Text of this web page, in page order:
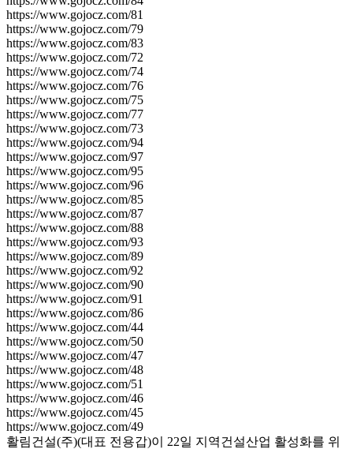
https://www.gojocz.com/81
https://www.gojocz.com/79
https://www.gojocz.com/83
https://www.gojocz.com/72
https://www.gojocz.com/74
https://www.gojocz.com/76
https://www.gojocz.com/75
https://www.gojocz.com/77
https://www.gojocz.com/73
https://www.gojocz.com/94
https://www.gojocz.com/97
https://www.gojocz.com/95
https://www.gojocz.com/96
https://www.gojocz.com/85
https://www.gojocz.com/87
https://www.gojocz.com/88
https://www.gojocz.com/93
https://www.gojocz.com/89
https://www.gojocz.com/92
https://www.gojocz.com/90
https://www.gojocz.com/91
https://www.gojocz.com/86
https://www.gojocz.com/44
https://www.gojocz.com/50
https://www.gojocz.com/47
https://www.gojocz.com/48
https://www.gojocz.com/51
https://www.gojocz.com/46
https://www.gojocz.com/45
https://www.gojocz.com/49
활림건설(주)(대표 전용갑)이 22일 지역건설산업 활성화를 위